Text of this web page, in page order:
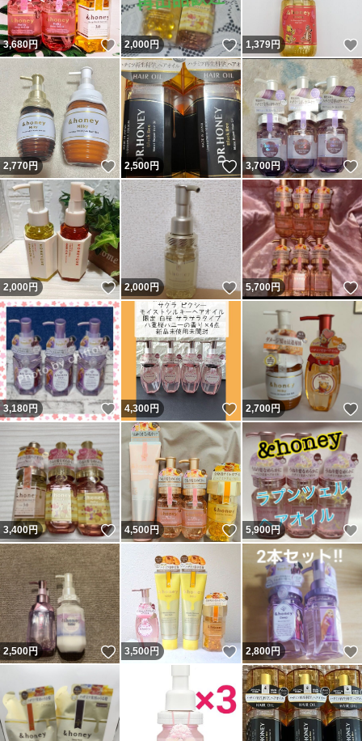
3,680円 いいね！
2,000円 いいね！
1,379円
2,770円 いいね！
2,500円 いいね！
3,700円
2,000円 いいね！
2,000円 いいね！
5,700円
3,180 円 いいね！
4,300円 いいね！
2,700円
3,400円 いいね！
4,500円 いいね！
5,900円
2,500円 いいね！
3,500円 いいね！
2,800円